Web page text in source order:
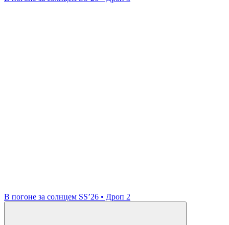
В погоне за солнцем SS’26 • Дроп 2